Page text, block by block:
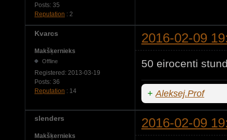
Posts: 35
Reputation : 2
Kvarcs 2016-02-09
Makšķernieks
Offline
Registered: 2013-03-19
Posts: 36
Reputation : 14
50 eirocenti
+ Aleksej.Prof
slenders 2016-02-09
Makšķernieks